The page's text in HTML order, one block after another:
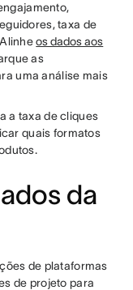
taxa de
os dados aos
as
uma análise mais
a taxa de cliques
quais formatos
da
de plataformas
de projeto para